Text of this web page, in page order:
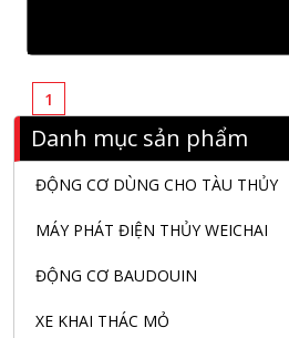
Danh mục sản phẩm
ĐỘNG CƠ DÙNG CHO TÀU THỦY
MÁY PHÁT ĐIỆN THỦY WEICHAI
ĐỘNG CƠ BAUDOUIN
XE KHAI THÁC MỎ
1